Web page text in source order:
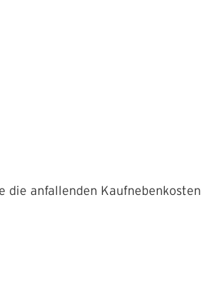
anfallenden Kaufnebenkosten